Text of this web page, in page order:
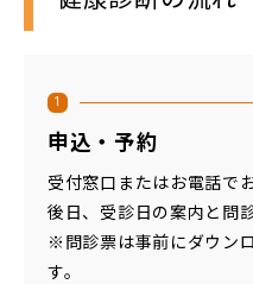
1
申込・予約
受付窓口またはお電話で
後日、受診日の案内と問
※問診票は事前にダウン
す。